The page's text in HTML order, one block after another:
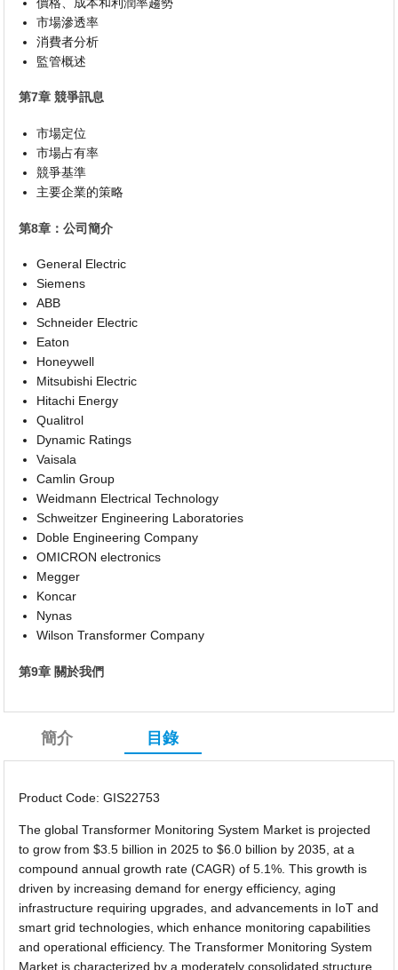
市場滲透率
消費者分析
監管概述
第7章 競爭訊息
市場定位
市場占有率
競爭基準
主要企業的策略
第8章：公司簡介
General Electric
Siemens
ABB
Schneider Electric
Eaton
Honeywell
Mitsubishi Electric
Hitachi Energy
Qualitrol
Dynamic Ratings
Vaisala
Camlin Group
Weidmann Electrical Technology
Schweitzer Engineering Laboratories
Doble Engineering Company
OMICRON electronics
Megger
Koncar
Nynas
Wilson Transformer Company
第9章 關於我們
簡介 目錄
Product Code: GIS22753
The global Transformer Monitoring System Market is projected
to grow from $3.5 billion in 2025 to $6.0 billion by 2035, at a
compound annual growth rate (CAGR) of 5.1%. This growth is
driven by increasing demand for energy efficiency, aging
infrastructure requiring upgrades, and advancements in IoT and
smart grid technologies, which enhance monitoring capabilities
and operational efficiency. The Transformer Monitoring System
Market is characterized by a moderately consolidated structure,